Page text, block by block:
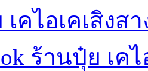
คไอเคเสิงส
ร้านปุ๋ย เ